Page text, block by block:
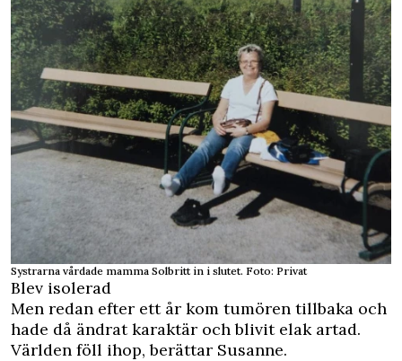
Systrarna vårdade mamma Solbritt in i slutet. Foto: Privat
Blev isolerad
Men redan efter ett år kom tumören tillbaka och
hade då ändrat karaktär och blivit elak artad.
Världen föll ihop, berättar Susanne.